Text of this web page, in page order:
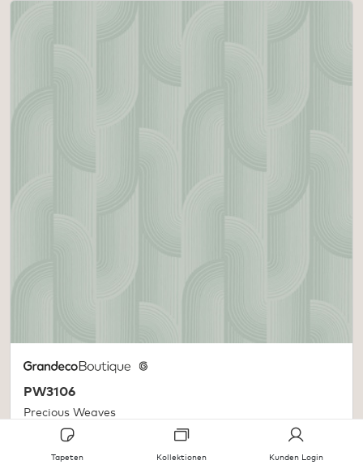
Tapeten Kollektionen Kunden Login
PW3106
Precious Weaves